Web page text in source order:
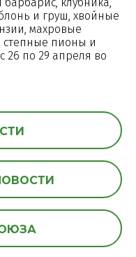
и груш, хвойные
махровые
пионы и
26 по 29 апреля во